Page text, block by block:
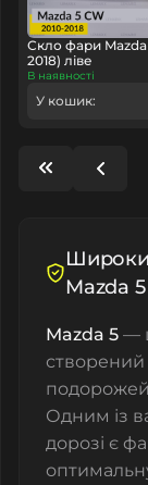
Скло фари Mazda
2018) ліве
В наявності
У кошик:
Mazda 5
Mazda 5 —
Одним із
дорозі є